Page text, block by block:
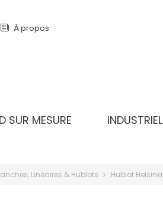
À propos
SUR MESURE INDUSTRIEL
Linéaires & Hublots Hublot Helsinki